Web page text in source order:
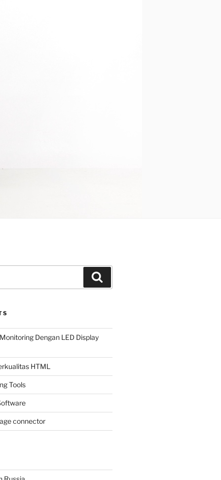
Dengan LED Display
HTML
Tools
connector